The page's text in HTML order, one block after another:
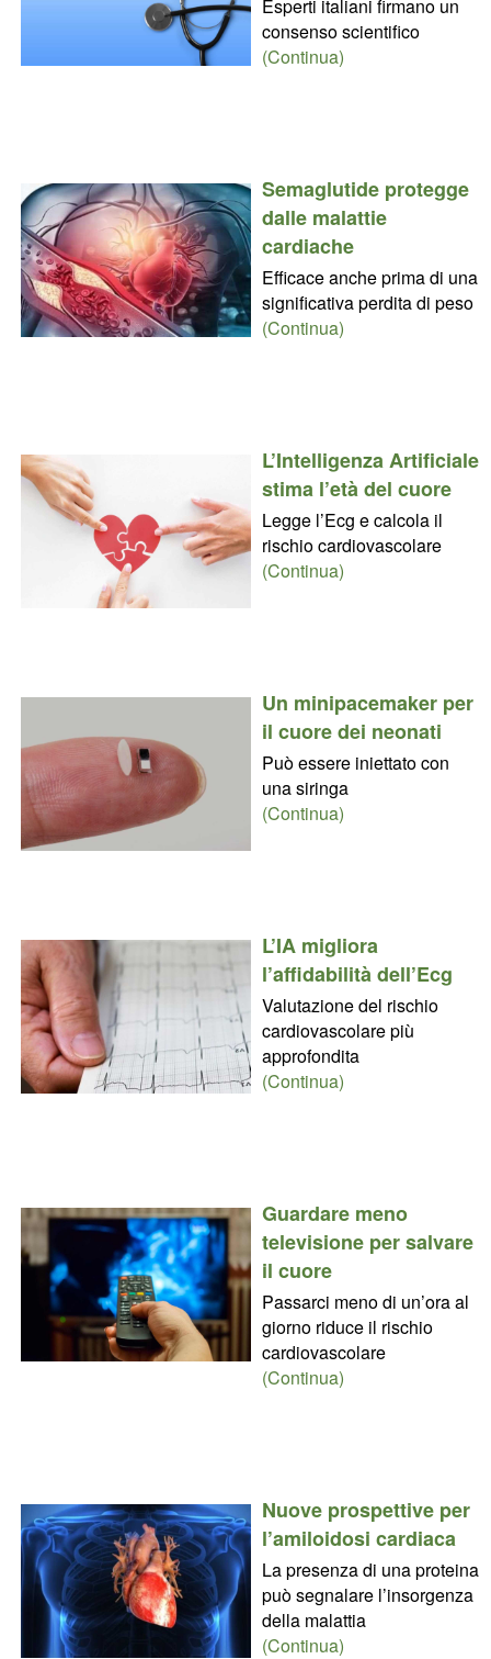
Esperti italiani firmano un
consenso scientifico
(Continua)
Semaglutide protegge
dalle malattie
cardiache
Efficace anche prima di una
significativa perdita di peso
(Continua)
L’Intelligenza Artificiale
stima l’età del cuore
Legge l’Ecg e calcola il
rischio cardiovascolare
(Continua)
Un minipacemaker per
il cuore dei neonati
Può essere iniettato con
una siringa
(Continua)
L’IA migliora
l’affidabilità dell’Ecg
Valutazione del rischio
cardiovascolare più
approfondita
(Continua)
Guardare meno
televisione per salvare
il cuore
Passarci meno di un’ora al
giorno riduce il rischio
cardiovascolare
(Continua)
Nuove prospettive per
l’amiloidosi cardiaca
La presenza di una proteina
può segnalare l’insorgenza
della malattia
(Continua)